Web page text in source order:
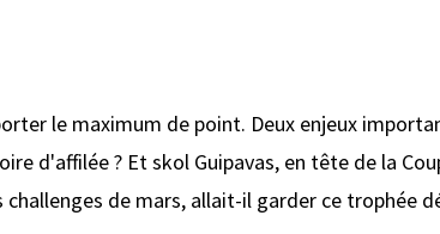
le maximum de point. Deux enjeux
d'affilée ? Et skol Guipavas, en tête de la
de mars, allait-il garder ce trophée